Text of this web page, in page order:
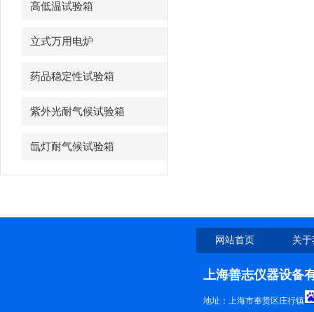
高低温试验箱
立式万用电炉
药品稳定性试验箱
紫外光耐气候试验箱
氙灯耐气候试验箱
网站首页 关
上海善志仪器设备
地址：上海市奉贤区庄行镇